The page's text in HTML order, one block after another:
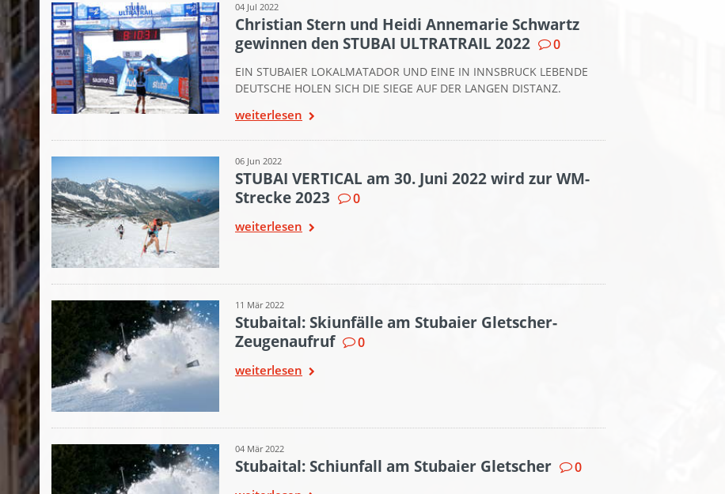
04 Jul 2022
Christian Stern und Heidi Annemarie Schwartz
gewinnen den STUBAI ULTRATRAIL 2022
0
EIN STUBAIER LOKALMATADOR UND EINE IN INNSBRUCK LEBENDE
DEUTSCHE HOLEN SICH DIE SIEGE AUF DER LANGEN DISTANZ.
weiterlesen
06 Jun 2022
STUBAI VERTICAL am 30. Juni 2022 wird zur WM-
Strecke 2023
0
weiterlesen
11 Mär 2022
Stubaital: Skiunfälle am Stubaier Gletscher-
Zeugenaufruf
0
weiterlesen
04 Mär 2022
Stubaital: Schiunfall am Stubaier Gletscher 0